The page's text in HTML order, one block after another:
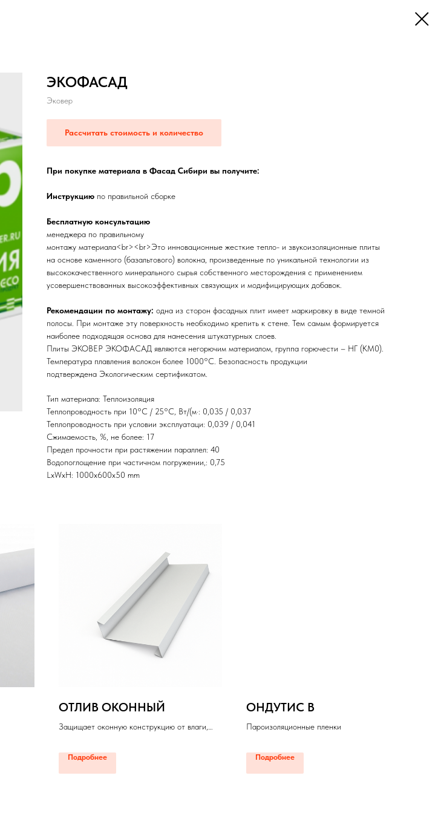
ЭКОФАСАД
Эковер
Рассчитать стоимость и количество
При покупке материала в Фасад Сибири вы получите:
Инструкцию по правильной сборке
Бесплатную консультацию
менеджера по правильному
монтажу материала<br><br>Это инновационные жесткие тепло- и звукоизоляционные плиты
на основе каменного (базальтового) волокна, произведенные по уникальной технологии из
высококачественного минерального сырья собственного месторождения с применением
усовершенствованных высокоэффективных связующих и модифицирующих добавок.
Рекомендации по монтажу: одна из сторон фасадных плит имеет маркировку в виде темной
полосы. При монтаже эту поверхность необходимо крепить к стене. Тем самым формируется
наиболее подходящая основа для нанесения штукатурных слоев.
Плиты ЭКОВЕР ЭКОФАСАД являются негорючим материалом, группа горючести – НГ (КМ0).
Температура плавления волокон более 1000°С. Безопасность продукции
подтверждена Экологическим сертификатом.
Тип материала: Теплоизоляция
Теплопроводность при 10°С / 25°С, Вт/(м·: 0,035 / 0,037
Теплопроводность при условии эксплуатаци: 0,039 / 0,041
Сжимаемость, %, не более: 17
Предел прочности при растяжении параллел: 40
Водопоглощение при частичном погружении,: 0,75
LxWxH: 1000x600x50 mm
ОТЛИВ ОКОННЫЙ
Защищает оконную конструкцию от влаги,
Подробнее
ОНДУТИС B
Пароизоляционные пленки
Подробнее